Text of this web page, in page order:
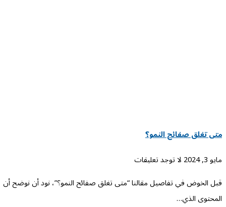
متى تغلق صفائح النمو؟
مايو 3, 2024
لا توجد تعليقات
قبل الخوض في تفاصيل مقالنا “متى تغلق صفائح النمو؟”، نود أن نوضح أن
المحتوى الذي…